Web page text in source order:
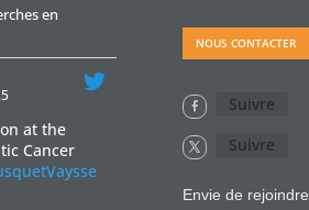
en
at the
Cancer
NOUS CONTACTER
Suivre
Suivre
Envie de rejoindre